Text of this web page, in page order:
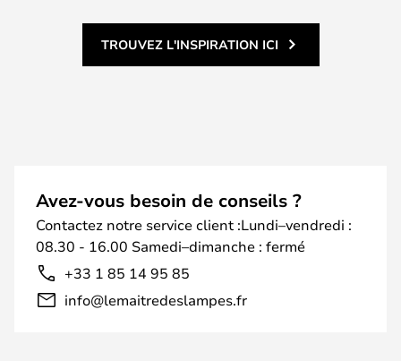
TROUVEZ L'INSPIRATION ICI
Avez-vous besoin de conseils ?
Contactez notre service client :Lundi–vendredi :
08.30 - 16.00 Samedi–dimanche : fermé
+33 1 85 14 95 85
info@lemaitredeslampes.fr